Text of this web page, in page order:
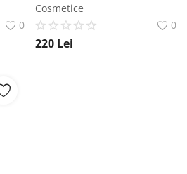
0
Cosmetice
0
220 Lei